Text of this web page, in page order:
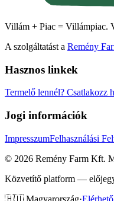
Villám + Piac = Villámpiac.
A szolgáltatást a Remény
Hasznos linkek
Termelő lennél? Csatlakozz
Jogi információk
ImpresszumFelhasználási
© 2026 Remény Farm Kft.
Közvetítő platform —
🇭🇺 Magyarország·